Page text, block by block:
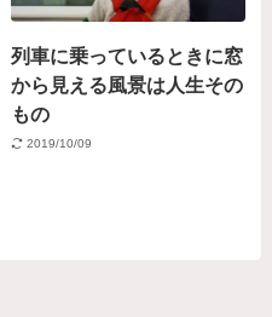
列車に乗っているときに窓
から見える風景は人生その
もの
2019/10/09